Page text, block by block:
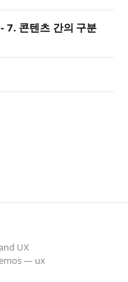
7. 콘텐츠 간의 구분
UX
— ux